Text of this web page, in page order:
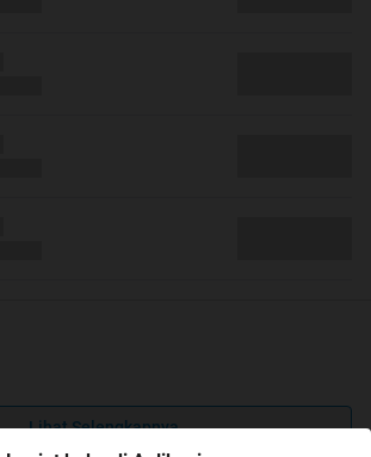
Lihat Selengkapnya